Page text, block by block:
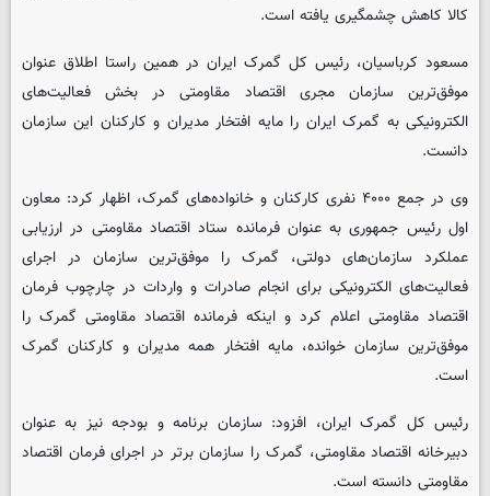
کالا کاهش چشمگیری یافته است.
مسعود کرباسیان، رئیس کل گمرک ایران در همین راستا اطلاق عنوان
موفق‌ترین سازمان مجری اقتصاد مقاومتی در بخش فعالیت‌های
الکترونیکی به گمرک ایران را مایه افتخار مدیران و کارکنان این سازمان
دانست.
وی در جمع ۴۰۰۰ نفری کارکنان و خانواده‌های گمرک، اظهار کرد: معاون
اول رئیس جمهوری به عنوان فرمانده ستاد اقتصاد مقاومتی در ارزیابی
عملکرد سازمان‌های دولتی، گمرک را موفق‌ترین سازمان در اجرای
فعالیت‌های الکترونیکی برای انجام صادرات و واردات در چارچوب فرمان
اقتصاد مقاومتی اعلام کرد و اینکه فرمانده اقتصاد مقاومتی گمرک را
موفق‌ترین سازمان خوانده، مایه افتخار همه مدیران و کارکنان گمرک
است.
رئیس کل گمرک ایران، افزود: سازمان برنامه و بودجه نیز به عنوان
دبیرخانه اقتصاد مقاومتی، گمرک را سازمان برتر در اجرای فرمان اقتصاد
مقاومتی دانسته است.